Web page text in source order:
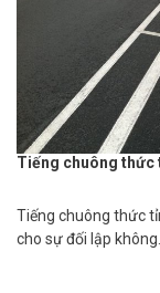
Tiếng chuông thức
Tiếng chuông thức
cho sự đối lập không…